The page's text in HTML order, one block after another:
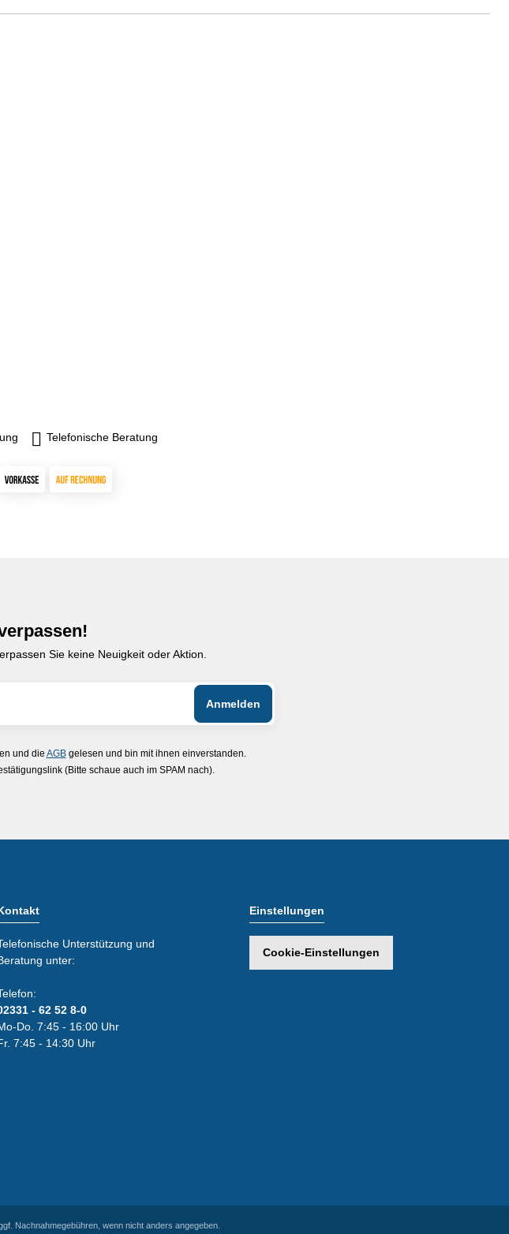
Telefonische Beratung
Sie keine Neuigkeit oder Aktion.
und die AGBgelesen und bin mit ihnen einverstanden.
(Bitte schaue auch im SPAM nach).
Unterstützung und
unter:
- 62 52 8-0
Do. 7:45 - 16:00 Uhr
7:45 - 14:30 Uhr
Einstellungen
Cookie-Einstellungen
Nachnahmegebühren, wenn nicht anders angegeben.